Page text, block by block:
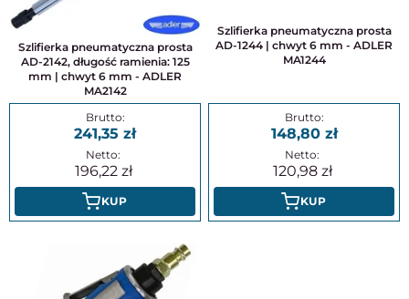
Szlifierka pneumatyczna prosta
AD-2142, długość ramienia: 125
mm | chwyt 6 mm - ADLER
MA2142
241,35
196,22
KUP
Szlifierka pneumatyczna prosta
AD-1244 | chwyt 6 mm - ADLER
MA1244
148,80
120,98
KUP